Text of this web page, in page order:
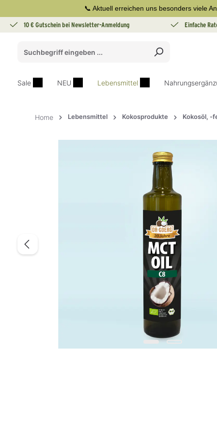
Zur Hauptnavigation springen📞 Aktuell erreichen uns besonders viele
10 € Gutschein bei Newsletter-Anmeldung Einfache
Sale NEU Lebensmittel
Home Lebensmittel Kokosprodukte Kokosöl, -